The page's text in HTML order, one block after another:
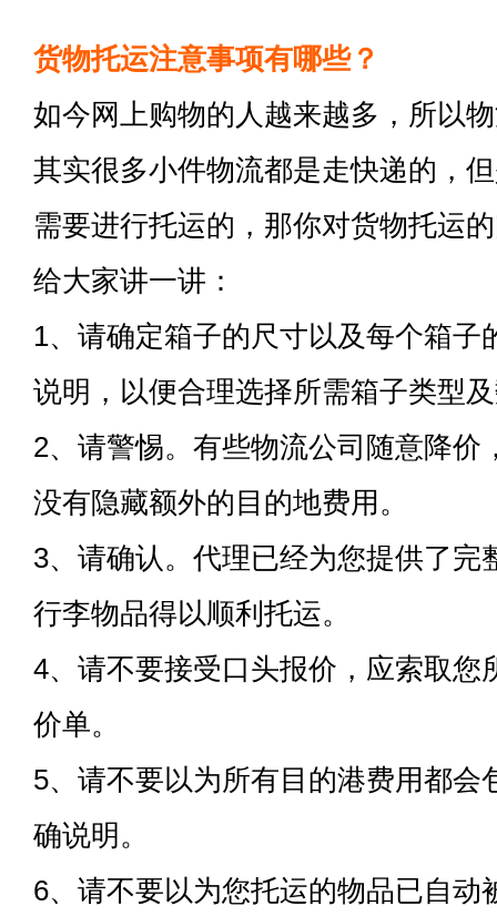
货物托运注意事项有哪些？
如今网上购物的人越来越多，所以
其实很多小件物流都是走快递的，
需要进行托运的，那你对货物托运
给大家讲一讲：
1、请确定箱子的尺寸以及每个箱子
说明，以便合理选择所需箱子类型
2、请警惕。有些物流公司随意降价
没有隐藏额外的目的地费用。
3、请确认。代理已经为您提供了完
行李物品得以顺利托运。
4、请不要接受口头报价，应索取您
价单。
5、请不要以为所有目的港费用都会
确说明。
6、请不要以为您托运的物品已自动